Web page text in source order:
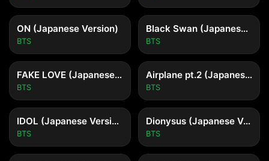
ON (Japanese Version)
BTS
Black Swan (Japanese Version)
BTS
FAKE LOVE (Japanese Version)
BTS
Airplane pt.2 (Japanese Version)
BTS
IDOL (Japanese Version)
BTS
Dionysus (Japanese Version)
BTS